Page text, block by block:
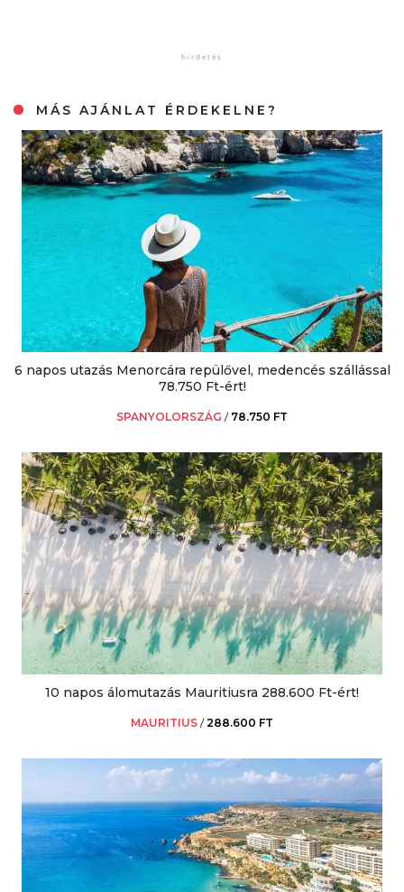
MÁS AJÁNLAT ÉRDEKELNE?
6 napos utazás Menorcára repülővel, medencés szállással
78.750 Ft-ért!
SPANYOLORSZÁG / 78.750 FT
10 napos álomutazás Mauritiusra 288.600 Ft-ért!
MAURITIUS /288.600 FT